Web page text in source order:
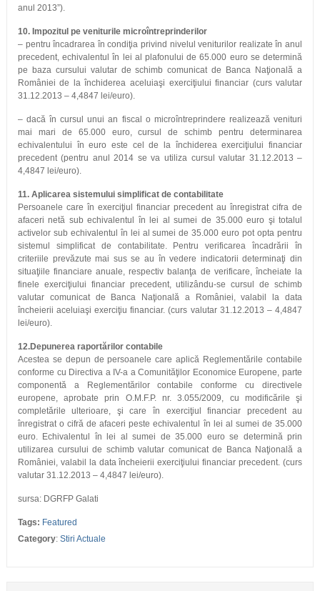
anul 2013”).
10. Impozitul pe veniturile microîntreprinderilor
– pentru încadrarea în condiţia privind nivelul veniturilor realizate în anul
precedent, echivalentul în lei al plafonului de 65.000 euro se determină
pe baza cursului valutar de schimb comunicat de Banca Naţională a
României de la închiderea aceluiaşi exerciţiului financiar (curs valutar
31.12.2013 – 4,4847 lei/euro).
– dacă în cursul unui an fiscal o microîntreprindere realizează venituri
mai mari de 65.000 euro, cursul de schimb pentru determinarea
echivalentului în euro este cel de la închiderea exerciţiului financiar
precedent (pentru anul 2014 se va utiliza cursul valutar 31.12.2013 –
4,4847 lei/euro).
11. Aplicarea sistemului simplificat de contabilitate
Persoanele care în exerciţiul financiar precedent au înregistrat cifra de
afaceri netă sub echivalentul în lei al sumei de 35.000 euro şi totalul
activelor sub echivalentul în lei al sumei de 35.000 euro pot opta pentru
sistemul simplificat de contabilitate. Pentru verificarea încadrării în
criteriile prevăzute mai sus se au în vedere indicatorii determinaţi din
situaţiile financiare anuale, respectiv balanţa de verificare, încheiate la
finele exerciţiului financiar precedent, utilizându-se cursul de schimb
valutar comunicat de Banca Naţională a României, valabil la data
încheierii aceluiaşi exerciţiu financiar. (curs valutar 31.12.2013 – 4,4847
lei/euro).
12.Depunerea raportărilor contabile
Acestea se depun de persoanele care aplică Reglementările contabile
conforme cu Directiva a IV-a a Comunităţilor Economice Europene, parte
componentă a Reglementărilor contabile conforme cu directivele
europene, aprobate prin O.M.F.P. nr. 3.055/2009, cu modificările şi
completările ulterioare, şi care în exerciţiul financiar precedent au
înregistrat o cifră de afaceri peste echivalentul în lei al sumei de 35.000
euro. Echivalentul în lei al sumei de 35.000 euro se determină prin
utilizarea cursului de schimb valutar comunicat de Banca Naţională a
României, valabil la data încheierii exerciţiului financiar precedent. (curs
valutar 31.12.2013 – 4,4847 lei/euro).
sursa: DGRFP Galati
Tags: Featured
Category: Stiri Actuale